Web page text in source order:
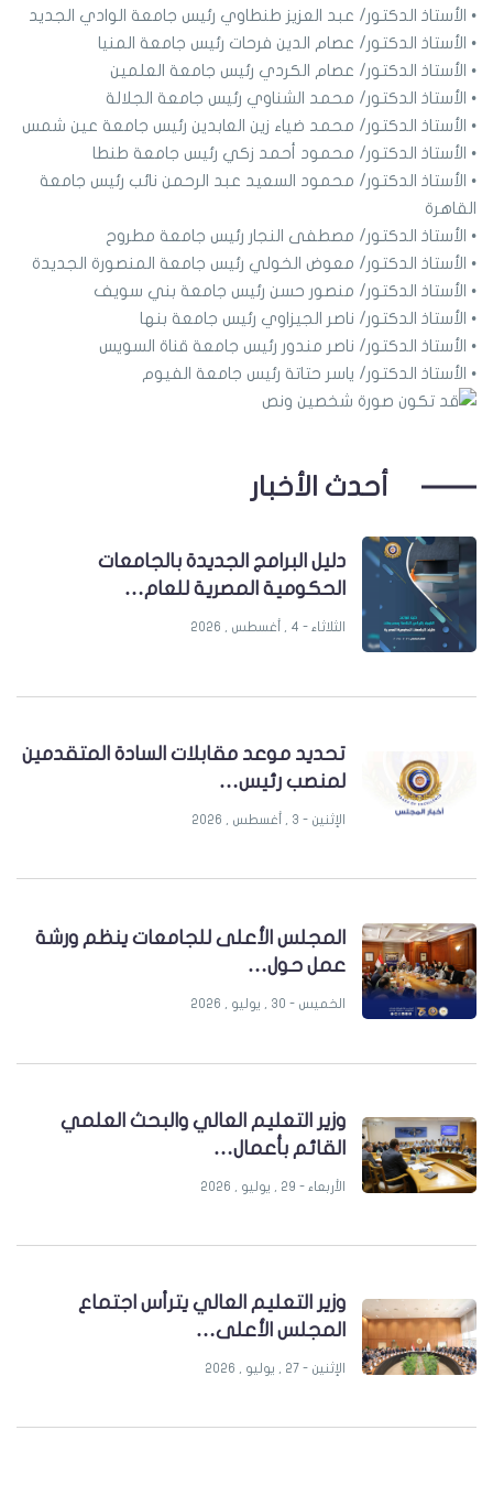
• الأستاذ الدكتور/ عبد العزيز طنطاوي رئيس جامعة الوادي الجديد
• الأستاذ الدكتور/ عصام الدين فرحات رئيس جامعة المنيا
• الأستاذ الدكتور/ عصام الكردي رئيس جامعة العلمين
• الأستاذ الدكتور/ محمد الشناوي رئيس جامعة الجلالة
• الأستاذ الدكتور/ محمد ضياء زين العابدين رئيس جامعة عين شمس
• الأستاذ الدكتور/ محمود أحمد زكي رئيس جامعة طنطا
• الأستاذ الدكتور/ محمود السعيد عبد الرحمن نائب رئيس جامعة
القاهرة
• الأستاذ الدكتور/ مصطفى النجار رئيس جامعة مطروح
• الأستاذ الدكتور/ معوض الخولي رئيس جامعة المنصورة الجديدة
• الأستاذ الدكتور/ منصور حسن رئيس جامعة بني سويف
• الأستاذ الدكتور/ ناصر الجيزاوي رئيس جامعة بنها
• الأستاذ الدكتور/ ناصر مندور رئيس جامعة قناة السويس
• الأستاذ الدكتور/ ياسر حتاتة رئيس جامعة الفيوم
أحدث الأخبار
دليل البرامج الجديدة بالجامعات
الحكومية المصرية للعام…
الثلاثاء - 4 , أغسطس , 2026
تحديد موعد مقابلات السادة المتقدمين
لمنصب رئيس…
الإثنين - 3 , أغسطس , 2026
المجلس الأعلى للجامعات ينظم ورشة
عمل حول…
الخميس - 30 , يوليو , 2026
وزير التعليم العالي والبحث العلمي
القائم بأعمال…
الأربعاء - 29 , يوليو , 2026
وزير التعليم العالي يترأس اجتماع
المجلس الأعلى…
الإثنين - 27 , يوليو , 2026